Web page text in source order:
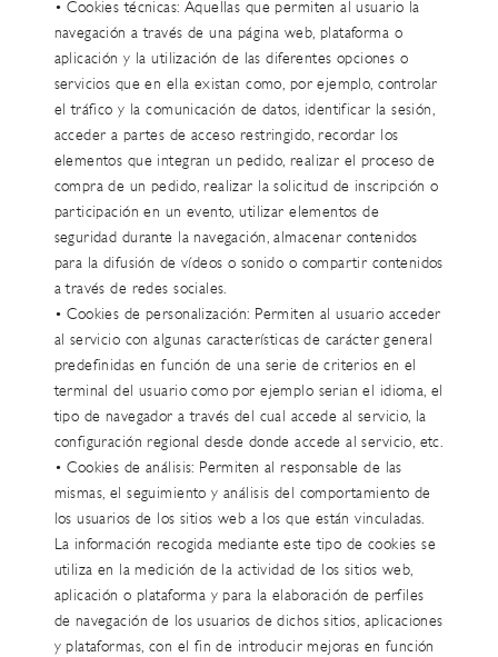
• Cookies técnicas: Aquellas que permiten al usuario la
navegación a través de una página web, plataforma o
aplicación y la utilización de las diferentes opciones o
servicios que en ella existan como, por ejemplo, controlar
el tráfico y la comunicación de datos, identificar la sesión,
acceder a partes de acceso restringido, recordar los
elementos que integran un pedido, realizar el proceso de
compra de un pedido, realizar la solicitud de inscripción o
participación en un evento, utilizar elementos de
seguridad durante la navegación, almacenar contenidos
para la difusión de vídeos o sonido o compartir contenidos
a través de redes sociales.
• Cookies de personalización: Permiten al usuario acceder
al servicio con algunas características de carácter general
predefinidas en función de una serie de criterios en el
terminal del usuario como por ejemplo serian el idioma, el
tipo de navegador a través del cual accede al servicio, la
configuración regional desde donde accede al servicio, etc.
• Cookies de análisis: Permiten al responsable de las
mismas, el seguimiento y análisis del comportamiento de
los usuarios de los sitios web a los que están vinculadas.
La información recogida mediante este tipo de cookies se
utiliza en la medición de la actividad de los sitios web,
aplicación o plataforma y para la elaboración de perfiles
de navegación de los usuarios de dichos sitios, aplicaciones
y plataformas, con el fin de introducir mejoras en función